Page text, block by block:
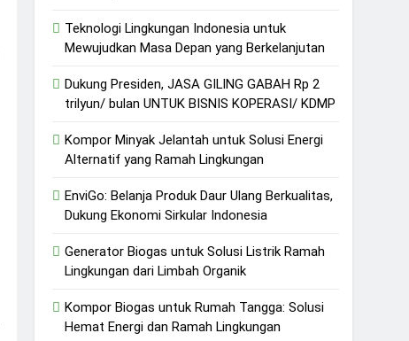
Teknologi Lingkungan Indonesia untuk
Mewujudkan Masa Depan yang Berkelanjutan
Dukung Presiden, JASA GILING GABAH Rp 2
trilyun/ bulan UNTUK BISNIS KOPERASI/ KDMP
Kompor Minyak Jelantah untuk Solusi Energi
Alternatif yang Ramah Lingkungan
EnviGo: Belanja Produk Daur Ulang Berkualitas,
Dukung Ekonomi Sirkular Indonesia
Generator Biogas untuk Solusi Listrik Ramah
Lingkungan dari Limbah Organik
Kompor Biogas untuk Rumah Tangga: Solusi
Hemat Energi dan Ramah Lingkungan